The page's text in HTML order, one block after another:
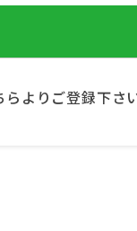
よりご登録下さ